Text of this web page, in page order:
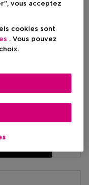
vous acceptez
cookies sont
. Vous pouvez